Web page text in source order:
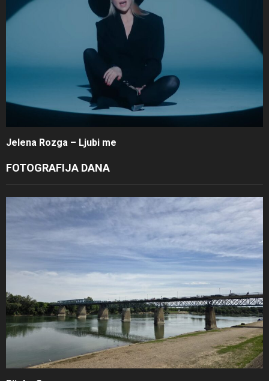
Jelena Rozga – Ljubi me
FOTOGRAFIJA DANA